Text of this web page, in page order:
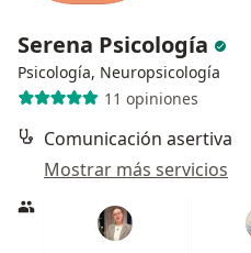
Serena Psicología
Psicología, Neuropsicología
11 opiniones
Comunicación asertiva
Mostrar más servicios